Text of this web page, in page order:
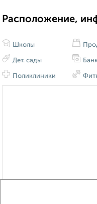
Расположение,
Школы
Дет. сады
Поликлиники